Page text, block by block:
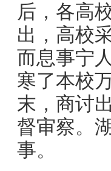
后，各高
出，高校
而息事宁
寒了本校
末，商讨
督审察。
事。